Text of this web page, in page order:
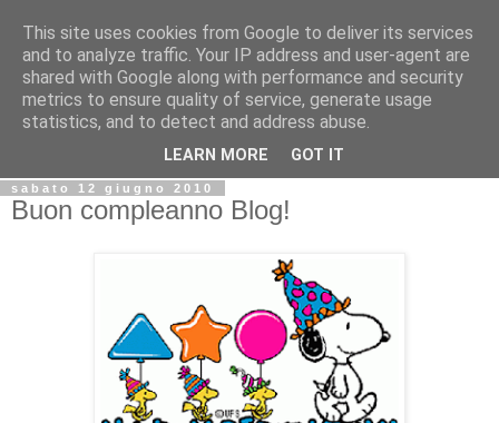
Biblio@rti in
Il Blog della Biblioteca di Area delle arti per condividere
informazioni iniziative incontri
sabato 12 giugno 2010
Buon compleanno Blog!
This site uses cookies from Google to deliver its services
and to analyze traffic. Your IP address and user-agent are
shared with Google along with performance and security
metrics to ensure quality of service, generate usage
statistics, and to detect and address abuse.
LEARN MORE GOT IT